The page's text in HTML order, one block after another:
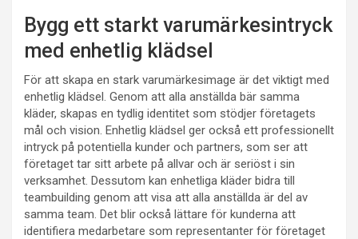
Bygg ett starkt varumärkesintryck
med enhetlig klädsel
För att skapa en stark varumärkesimage är det viktigt med
enhetlig klädsel. Genom att alla anställda bär samma
kläder, skapas en tydlig identitet som stödjer företagets
mål och vision. Enhetlig klädsel ger också ett professionellt
intryck på potentiella kunder och partners, som ser att
företaget tar sitt arbete på allvar och är seriöst i sin
verksamhet. Dessutom kan enhetliga kläder bidra till
teambuilding genom att visa att alla anställda är del av
samma team. Det blir också lättare för kunderna att
identifiera medarbetare som representanter för företaget